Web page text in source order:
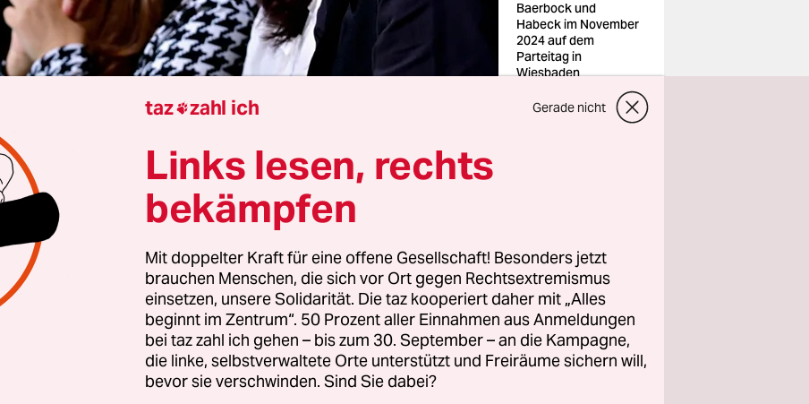
Baerbock und
Habeck im November
2024 auf dem
Parteitag in
Wiesbaden
Kubirski/picture
BerlinTobias Schulze
ist kein Staat zu machen: In der Zeit der
streuten die Koalitionspartner FDP und SPD diesen
der einen oder anderen Form immer wieder. Was die
wüssten sie selbst nicht. Verhandlungen würden
unterbrochen, weil die Grünen erst mal untereinander
klären mussten. Und sei man sich mit dem einen einig
taz zahl ich Gerade nicht
Links lesen, rechts
bekämpfen
Mit doppelter Kraft für eine offene Gesellschaft! Besonders jetzt
brauchen Menschen, die sich vor Ort gegen Rechtsextremismus
einsetzen, unsere Solidarität. Die taz kooperiert daher mit „Alles
beginnt im Zentrum“. 50 Prozent aller Einnahmen aus Anmeldungen
bei taz zahl ich gehen – bis zum 30. September – an die Kampagne,
die linke, selbstverwaltete Orte unterstützt und Freiräume sichern will,
bevor sie verschwinden. Sind Sie dabei?